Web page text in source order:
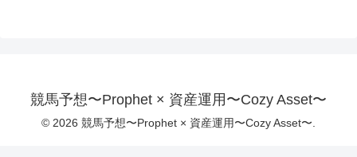
競馬予想〜Prophet × 資産運用〜Cozy Asset〜
© 2026 競馬予想〜Prophet × 資産運用〜Cozy Asset〜.